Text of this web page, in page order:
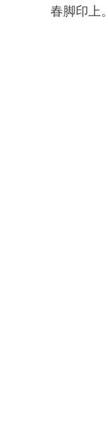
春脚印上。